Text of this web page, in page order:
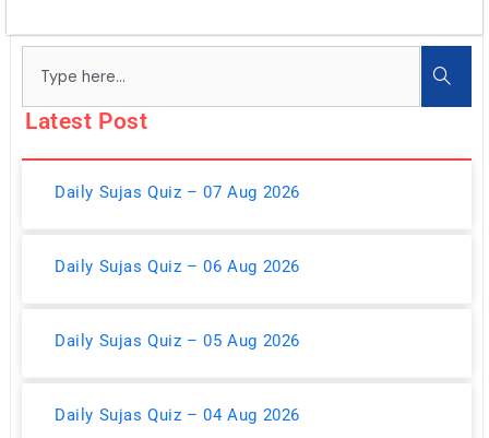
Latest Post
Daily Sujas Quiz – 07 Aug 2026
Daily Sujas Quiz – 06 Aug 2026
Daily Sujas Quiz – 05 Aug 2026
Daily Sujas Quiz – 04 Aug 2026